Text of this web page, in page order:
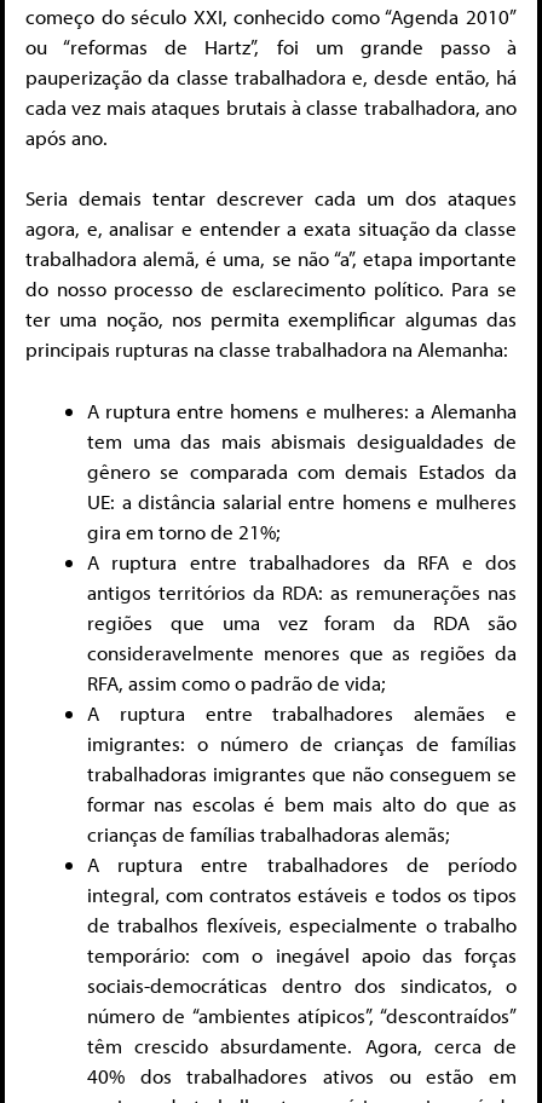
começo do século XXI, conhecido como “Agenda 2010”
ou “reformas de Hartz”, foi um grande passo à
pauperização da classe trabalhadora e, desde então, há
cada vez mais ataques brutais à classe trabalhadora, ano
após ano.
Seria demais tentar descrever cada um dos ataques
agora, e, analisar e entender a exata situação da classe
trabalhadora alemã, é uma, se não “a”, etapa importante
do nosso processo de esclarecimento político. Para se
ter uma noção, nos permita exemplificar algumas das
principais rupturas na classe trabalhadora na Alemanha:
A ruptura entre homens e mulheres: a Alemanha
tem uma das mais abismais desigualdades de
gênero se comparada com demais Estados da
UE: a distância salarial entre homens e mulheres
gira em torno de 21%;
A ruptura entre trabalhadores da RFA e dos
antigos territórios da RDA: as remunerações nas
regiões que uma vez foram da RDA são
consideravelmente menores que as regiões da
RFA, assim como o padrão de vida;
A ruptura entre trabalhadores alemães e
imigrantes: o número de crianças de famílias
trabalhadoras imigrantes que não conseguem se
formar nas escolas é bem mais alto do que as
crianças de famílias trabalhadoras alemãs;
A ruptura entre trabalhadores de período
integral, com contratos estáveis e todos os tipos
de trabalhos flexíveis, especialmente o trabalho
temporário: com o inegável apoio das forças
sociais-democráticas dentro dos sindicatos, o
número de “ambientes atípicos”, “descontraídos”
têm crescido absurdamente. Agora, cerca de
40% dos trabalhadores ativos ou estão em